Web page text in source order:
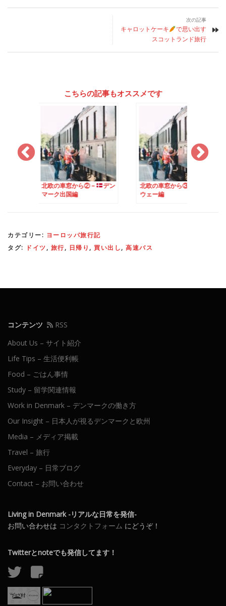
次の記事
キャロットケーキ
で思い出す
スコットランド旅行
こちらの記事もオススメです
デン
北欧の車窓から③ –
ノル
ウェー編
北欧の車窓から④ –
カテゴリー: ヨーロッパ旅行記
タグ: ドイツ, 旅行, 日帰り , 買い出し, 高速バス
コンテンツ
RSS
About Us – サイト紹介
Life Tips – 生活便利帳
Food – ごはん事情
Study – 留学関連情報
Work in Denmark – デンマークの働き方
Our Insight – 日本人が視るデンマークと欧州
Media – メディア掲載
Travel – 旅行
Everyday – 日常ブログ
Contact – お問い合わせ
Living in Denmark -リアルな日常を発信-
お問い合わせは コンタクトフォーム にどうぞ！
Twitterとnoteでも発信してます！